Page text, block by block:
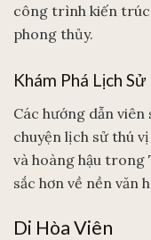
công trình kiến trúc
phong thủy.
Khám Phá Lịch
Các hướng dẫn viên
chuyện lịch sử thú
và hoàng hậu trong
sắc hơn về nền văn
Di Hòa Viên